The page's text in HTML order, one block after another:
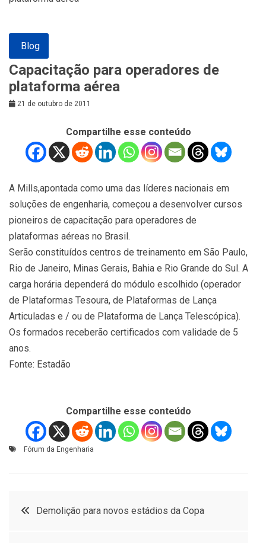
Blog
Capacitação para operadores de
plataforma aérea
21 de outubro de 2011
Compartilhe esse conteúdo
A Mills,apontada como uma das líderes nacionais em
soluções de engenharia, começou a desenvolver cursos
pioneiros de capacitação para operadores de
plataformas aéreas no Brasil.
Serão constituídos centros de treinamento em São Paulo,
Rio de Janeiro, Minas Gerais, Bahia e Rio Grande do Sul. A
carga horária dependerá do módulo escolhido (operador
de Plataformas Tesoura, de Plataformas de Lança
Articuladas e / ou de Plataforma de Lança Telescópica).
Os formados receberão certificados com validade de 5
anos.
Fonte: Estadão
Compartilhe esse conteúdo
Fórum da Engenharia
Navegação
Demolição para novos estádios da Copa